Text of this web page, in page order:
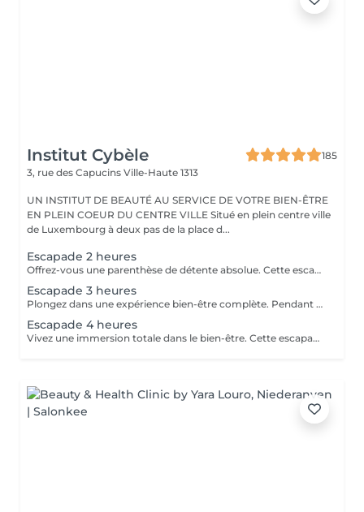
Institut Cybèle
185
3, rue des Capucins Ville-Haute 1313
UN INSTITUT DE BEAUTÉ AU SERVICE DE VOTRE BIEN-ÊTRE
EN PLEIN COEUR DU CENTRE VILLE Situé en plein centre ville
de Luxembourg à deux pas de la place d...
Escapade 2 heures
Offrez-vous une parenthèse de détente absolue. Cette escapade de 2 heures est idéale pour relâcher les tensions, se ressourcer et s'accorder un moment de bien-être hors du temps. Une pause parfaite pour le corps et l'esprit. Gommage au sable noir du corps, aux effluves boisées d'encens, de feuilles de verveine séchées et citron vert. Massage relaxant du corps à l'huile chaude aux notes ambrées et vanillées. Soin visage coup d'éclat
Escapade 3 heures
Plongez dans une expérience bien-être complète. Pendant 3 heures, laissez-vous envelopper par une atmosphère apaisante, pensée pour une relaxation profonde et durable. Le parfait équilibre entre lâcher-prise, soin et évasion. Gommage du corps gommage hindou aux effluves sucrés d'amande et de pistache. Enveloppement traditionnel du corps au curcuma et santal qui rendra un éclat à votre peau et la laissera douce comme de la soie. Soin visage nourrissant et régénérant à l'huile d'argan Le chois des produits utilisés peuvent être modifiés en fonction des saisons et des goûts de chacun.
Escapade 4 heures
Vivez une immersion totale dans le bien-être. Cette escapade de 4 heures vous invite à un voyage sensoriel d'exception, dédié à la détente intense, au ressourcement et au plaisir de prendre du temps pour soi. Une expérience luxueuse et inoubliable. Gommage reminéralisant au sel de la mer morte Enveloppement réparateur intense au beurre d'arganier Massage complet aux huiles chaudes des pieds à la tête Soin visage oxygénant et nourrissant Manucure et pédicure Ls produits utilisés peuvent varier en fonction des saisons ou des goûts de chacun.